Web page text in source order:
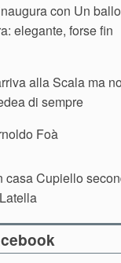
con Un
elegante, forse fin
alla Scala ma
di sempre
Foà
casa Cupiello